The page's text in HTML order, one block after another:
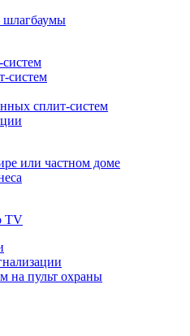
шлагбаумы
систем
сплит-систем
или частном доме
TV
на пульт охраны